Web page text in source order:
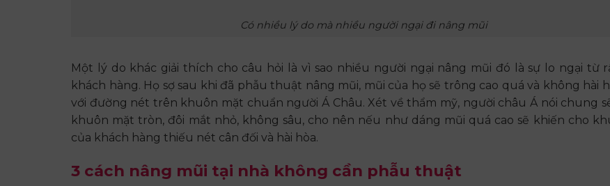
Có nhiều lý do mà nhiều người ngại đi nâng mũi
Một lý do khác giải thích cho câu hỏi là vì sao nhiều người ngại nâng mũi đó là sự lo ngại từ
khách hàng. Họ sợ sau khi đã phẫu thuật nâng mũi, mũi của họ sẽ trông cao quá và không hài
với đường nét trên khuôn mặt chuẩn người Á Châu. Xét về thẩm mỹ, người châu Á nói chung
khuôn mặt tròn, đôi mắt nhỏ, không sâu, cho nên nếu như dáng mũi quá cao sẽ khiến cho
của khách hàng thiếu nét cân đối và hài hòa.
3 cách nâng mũi tại nhà không cần phẫu thuật